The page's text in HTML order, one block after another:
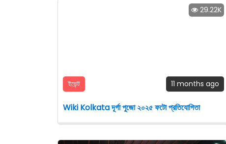
29.22K
ইভেন্ট 11 months ago
Wiki Kolkata দূর্গা পুজো ২০২৫ ফটো প্রতিযোগিতা